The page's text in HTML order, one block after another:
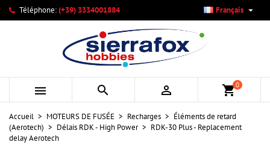
Téléphone:(+39) 3334001884 Français 
   shopping_cart0
Accueil MOTEURS DE FUSÉE Recharges
Éléments de retard
(Aerotech)
Délais RDK - High Power
RDK-30 Plus - Replacement
delay Aerotech
Mes listes d'envies ×
Créer une nouvelle liste
Créer une liste d'envies ×
Nom de la liste d'envies
Annuler Créer une liste d'envies
Connexion ×
Vous devez être connecté pour ajouter des produits à votre
liste d'envies.
Annuler Connexion